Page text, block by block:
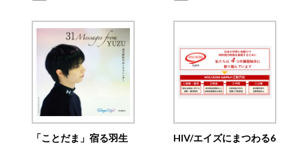
「ことだま」宿る羽生
HIV/エイズにまつわる6